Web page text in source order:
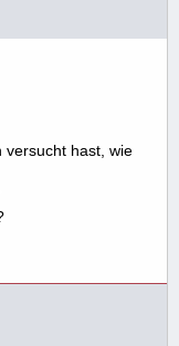
versucht hast, wie